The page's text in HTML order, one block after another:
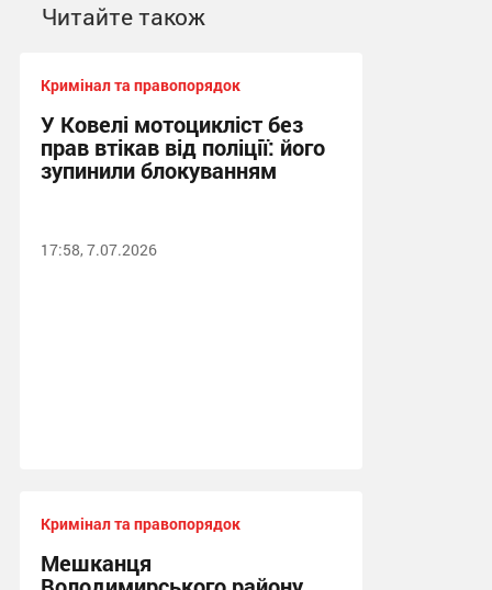
Читайте також
Кримінал та правопорядок
У Ковелі мотоцикліст без
прав втікав від поліції: його
зупинили блокуванням
17:58, 7.07.2026
Кримінал та правопорядок
Мешканця